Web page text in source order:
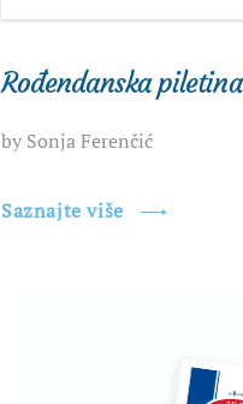
Rođendanska piletina
by Sonja Ferenčić
Saznajte više